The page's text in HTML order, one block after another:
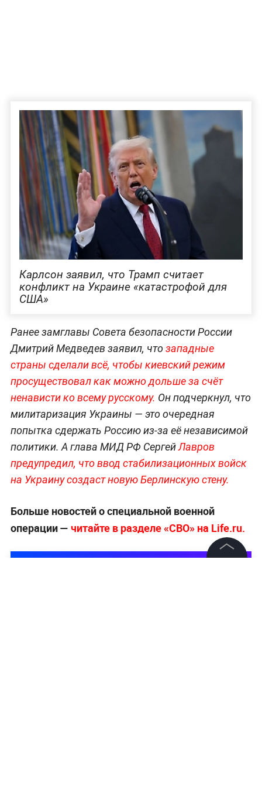
Карлсон заявил, что Трамп считает
конфликт на Украине «катастрофой для
США»
Ранее замглавы Совета безопасности России
Дмитрий Медведев заявил, чтозападные
страны сделали всё, чтобы киевский режим
просуществовал как можно дольше за счёт
ненависти ко всему русскому. Он подчеркнул, что
милитаризация Украины — это очередная
попытка сдержать Россию из-за её независимой
политики. А глава МИД РФ СергейЛавров
предупредил, что ввод стабилизационных войск
на Украину создаст новую Берлинскую стену.
Больше новостей о специальной военной
операции — читайте в разделе «СВО» на Life.ru.